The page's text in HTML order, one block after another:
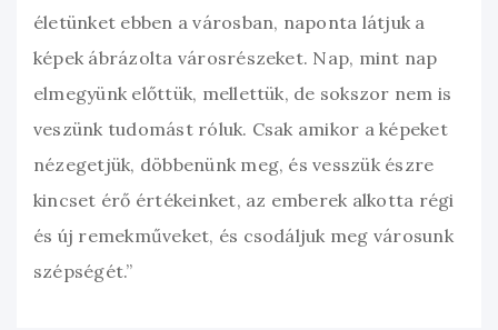
életünket ebben a városban, naponta látjuk a
képek ábrázolta városrészeket. Nap, mint nap
elmegyünk előttük, mellettük, de sokszor nem is
veszünk tudomást róluk. Csak amikor a képeket
nézegetjük, döbbenünk meg, és vesszük észre
kincset érő értékeinket, az emberek alkotta régi
és új remekműveket, és csodáljuk meg városunk
szépségét.”